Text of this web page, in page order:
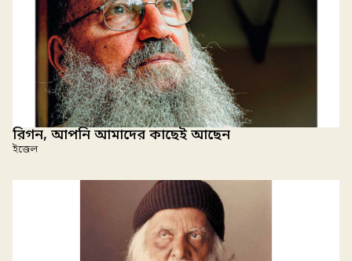
রিগন, আপনি আমাদের কাছেই আছেন
ইজেল